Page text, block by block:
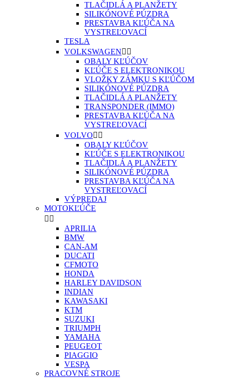
TLAČIDLÁ A PLANŽETY
SILIKÓNOVÉ PÚZDRA
PRESTAVBA KĽÚČA NA
VYSTREĽOVACÍ
TESLA
VOLKSWAGEN 
OBALY KĽÚČOV
KĽÚČE S ELEKTRONIKOU
VLOŽKY ZÁMKU S KĽÚČOM
SILIKÓNOVÉ PÚZDRA
TLAČIDLÁ A PLANŽETY
TRANSPONDER (IMMO)
PRESTAVBA KĽÚČA NA
VYSTREĽOVACÍ
VOLVO 
OBALY KĽÚČOV
KĽÚČE S ELEKTRONIKOU
TLAČIDLÁ A PLANŽETY
SILIKÓNOVÉ PÚZDRA
PRESTAVBA KĽÚČA NA
VYSTREĽOVACÍ
VÝPREDAJ
MOTOKĽÚČE
 
APRILIA
BMW
CAN-AM
DUCATI
CFMOTO
HONDA
HARLEY DAVIDSON
INDIAN
KAWASAKI
KTM
SUZUKI
TRIUMPH
YAMAHA
PEUGEOT
PIAGGIO
VESPA
PRACOVNÉ STROJE